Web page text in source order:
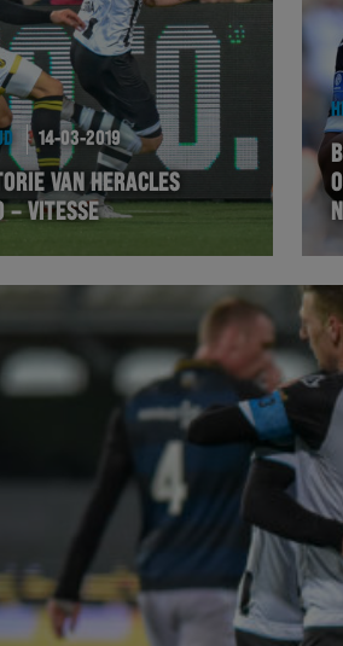
14-03-2019
VAN HERACLES
– VITESSE